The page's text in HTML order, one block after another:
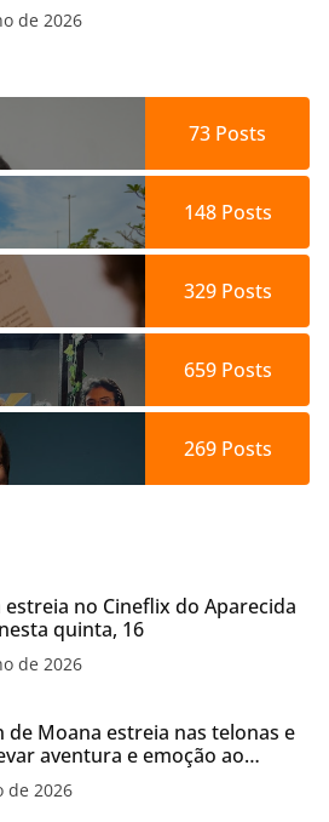
de 2026
73 Posts
148Posts
329Posts
659Posts
269Posts
estreia no Cineflix do Aparecida
quinta, 16
de 2026
de Moana estreia nas telonas e
aventura e emoção ao
Shopping
de 2026